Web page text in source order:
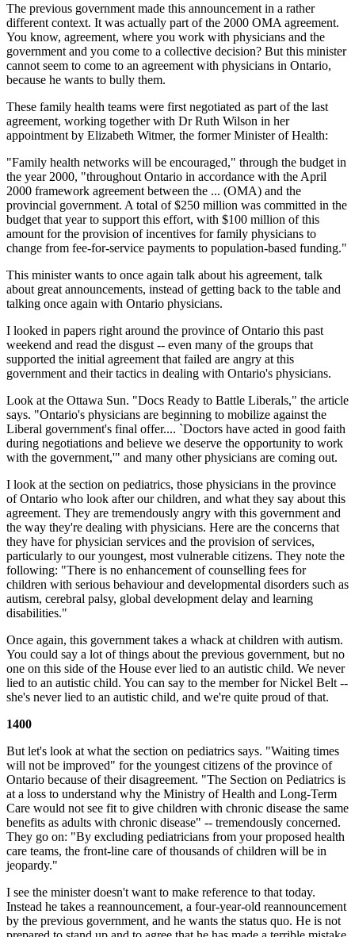
The previous government made this announcement in a rather
different context. It was actually part of the 2000 OMA agreement.
You know, agreement, where you work with physicians and the
government and you come to a collective decision? But this minister
cannot seem to come to an agreement with physicians in Ontario,
because he wants to bully them.
These family health teams were first negotiated as part of the last
agreement, working together with Dr Ruth Wilson in her
appointment by Elizabeth Witmer, the former Minister of Health:
"Family health networks will be encouraged," through the budget in
the year 2000, "throughout Ontario in accordance with the April
2000 framework agreement between the ... (OMA) and the
provincial government. A total of $250 million was committed in the
budget that year to support this effort, with $100 million of this
amount for the provision of incentives for family physicians to
change from fee-for-service payments to population-based funding."
This minister wants to once again talk about his agreement, talk
about great announcements, instead of getting back to the table and
talking once again with Ontario physicians.
I looked in papers right around the province of Ontario this past
weekend and read the disgust -- even many of the groups that
supported the initial agreement that failed are angry at this
government and their tactics in dealing with Ontario's physicians.
Look at the Ottawa Sun. "Docs Ready to Battle Liberals," the article
says. "Ontario's physicians are beginning to mobilize against the
Liberal government's final offer.... `Doctors have acted in good faith
during negotiations and believe we deserve the opportunity to work
with the government,'" and many other physicians are coming out.
I look at the section on pediatrics, those physicians in the province
of Ontario who look after our children, and what they say about this
agreement. They are tremendously angry with this government and
the way they're dealing with physicians. Here are the concerns that
they have for physician services and the provision of services,
particularly to our youngest, most vulnerable citizens. They note the
following: "There is no enhancement of counselling fees for
children with serious behaviour and developmental disorders such as
autism, cerebral palsy, global development delay and learning
disabilities."
Once again, this government takes a whack at children with autism.
You could say a lot of things about the previous government, but no
one on this side of the House ever lied to an autistic child. We never
lied to an autistic child. You can say to the member for Nickel Belt --
she's never lied to an autistic child, and we're quite proud of that.
1400
But let's look at what the section on pediatrics says. "Waiting times
will not be improved" for the youngest citizens of the province of
Ontario because of their disagreement. "The Section on Pediatrics is
at a loss to understand why the Ministry of Health and Long-Term
Care would not see fit to give children with chronic disease the same
benefits as adults with chronic disease" -- tremendously concerned.
They go on: "By excluding pediatricians from your proposed health
care teams, the front-line care of thousands of children will be in
jeopardy."
I see the minister doesn't want to make reference to that today.
Instead he takes a reannouncement, a four-year-old reannouncement
by the previous government, and he wants the status quo. He is not